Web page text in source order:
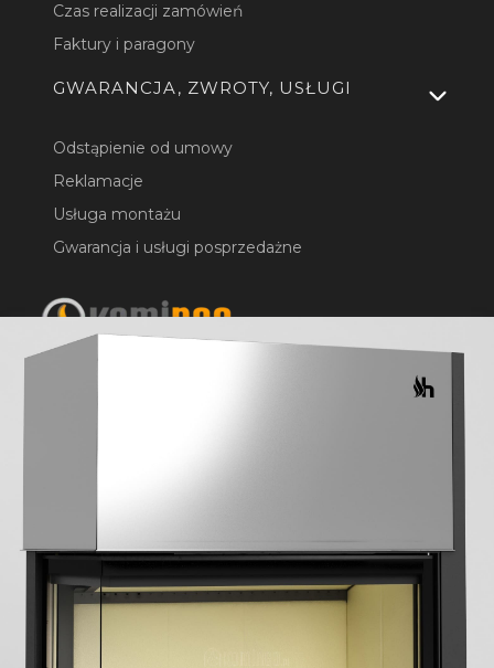
Czas realizacji zamówień
Faktury i paragony
GWARANCJA, ZWROTY, USŁUGI
Odstąpienie od umowy
Reklamacje
Usługa montażu
Gwarancja i usługi posprzedażne
Sklep stacjonarny:
KOMINEO.pl
ul. Bartycka 24/26 paw. 92
00-716 Warszawa